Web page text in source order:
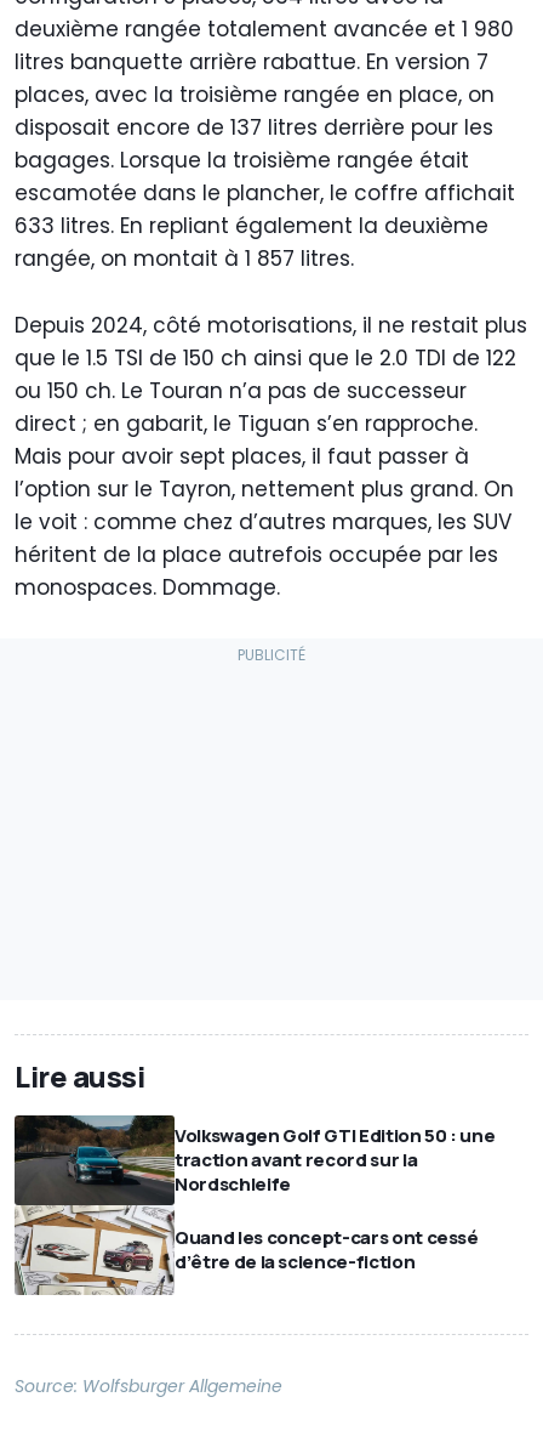
deuxième rangée totalement avancée et 1 980
litres banquette arrière rabattue. En version 7
places, avec la troisième rangée en place, on
disposait encore de 137 litres derrière pour les
bagages. Lorsque la troisième rangée était
escamotée dans le plancher, le coffre affichait
633 litres. En repliant également la deuxième
rangée, on montait à 1 857 litres.
Depuis 2024, côté motorisations, il ne restait plus
que le 1.5 TSI de 150 ch ainsi que le 2.0 TDI de 122
ou 150 ch. Le Touran n’a pas de successeur
direct ; en gabarit, le Tiguan s’en rapproche.
Mais pour avoir sept places, il faut passer à
l’option sur le Tayron, nettement plus grand. On
le voit : comme chez d’autres marques, les SUV
héritent de la place autrefois occupée par les
monospaces. Dommage.
Lire aussi
Volkswagen Golf GTI Edition 50 : une
traction avant record sur la
Nordschleife
Quand les concept-cars ont cessé
d’être de la science-fiction
Source: Wolfsburger Allgemeine